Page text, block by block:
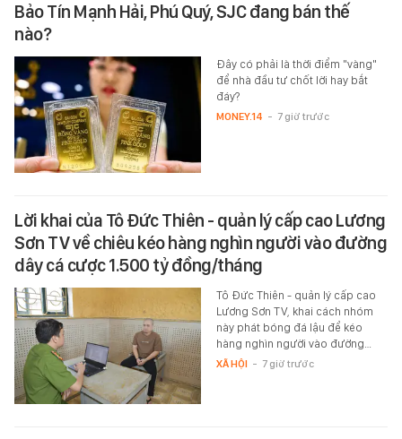
Bảo Tín Mạnh Hải, Phú Quý, SJC đang bán thế
nào?
Đây có phải là thời điểm "vàng"
để nhà đầu tư chốt lời hay bắt
đáy?
MONEY.14 - 7 giờ trước
Lời khai của Tô Đức Thiên - quản lý cấp cao Lương
Sơn TV về chiêu kéo hàng nghìn người vào đường
dây cá cược 1.500 tỷ đồng/tháng
Tô Đức Thiên - quản lý cấp cao
Lương Sơn TV, khai cách nhóm
này phát bóng đá lậu để kéo
hàng nghìn người vào đường…
XÃ HỘI - 7 giờ trước